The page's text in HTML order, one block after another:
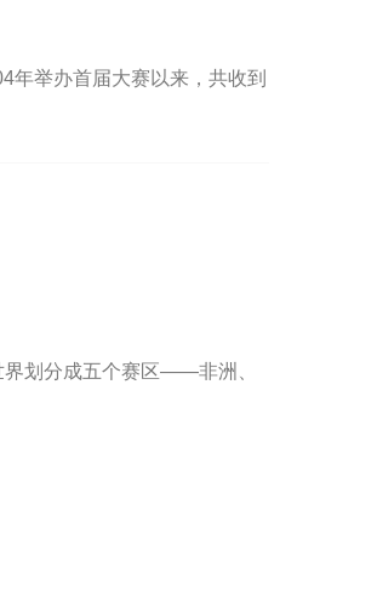
年举办首届大赛以来，共收到
界划分成五个赛区——非洲、